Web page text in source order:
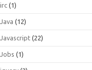
irc (1)
Java (12)
Javascript (22)
Jobs (1)